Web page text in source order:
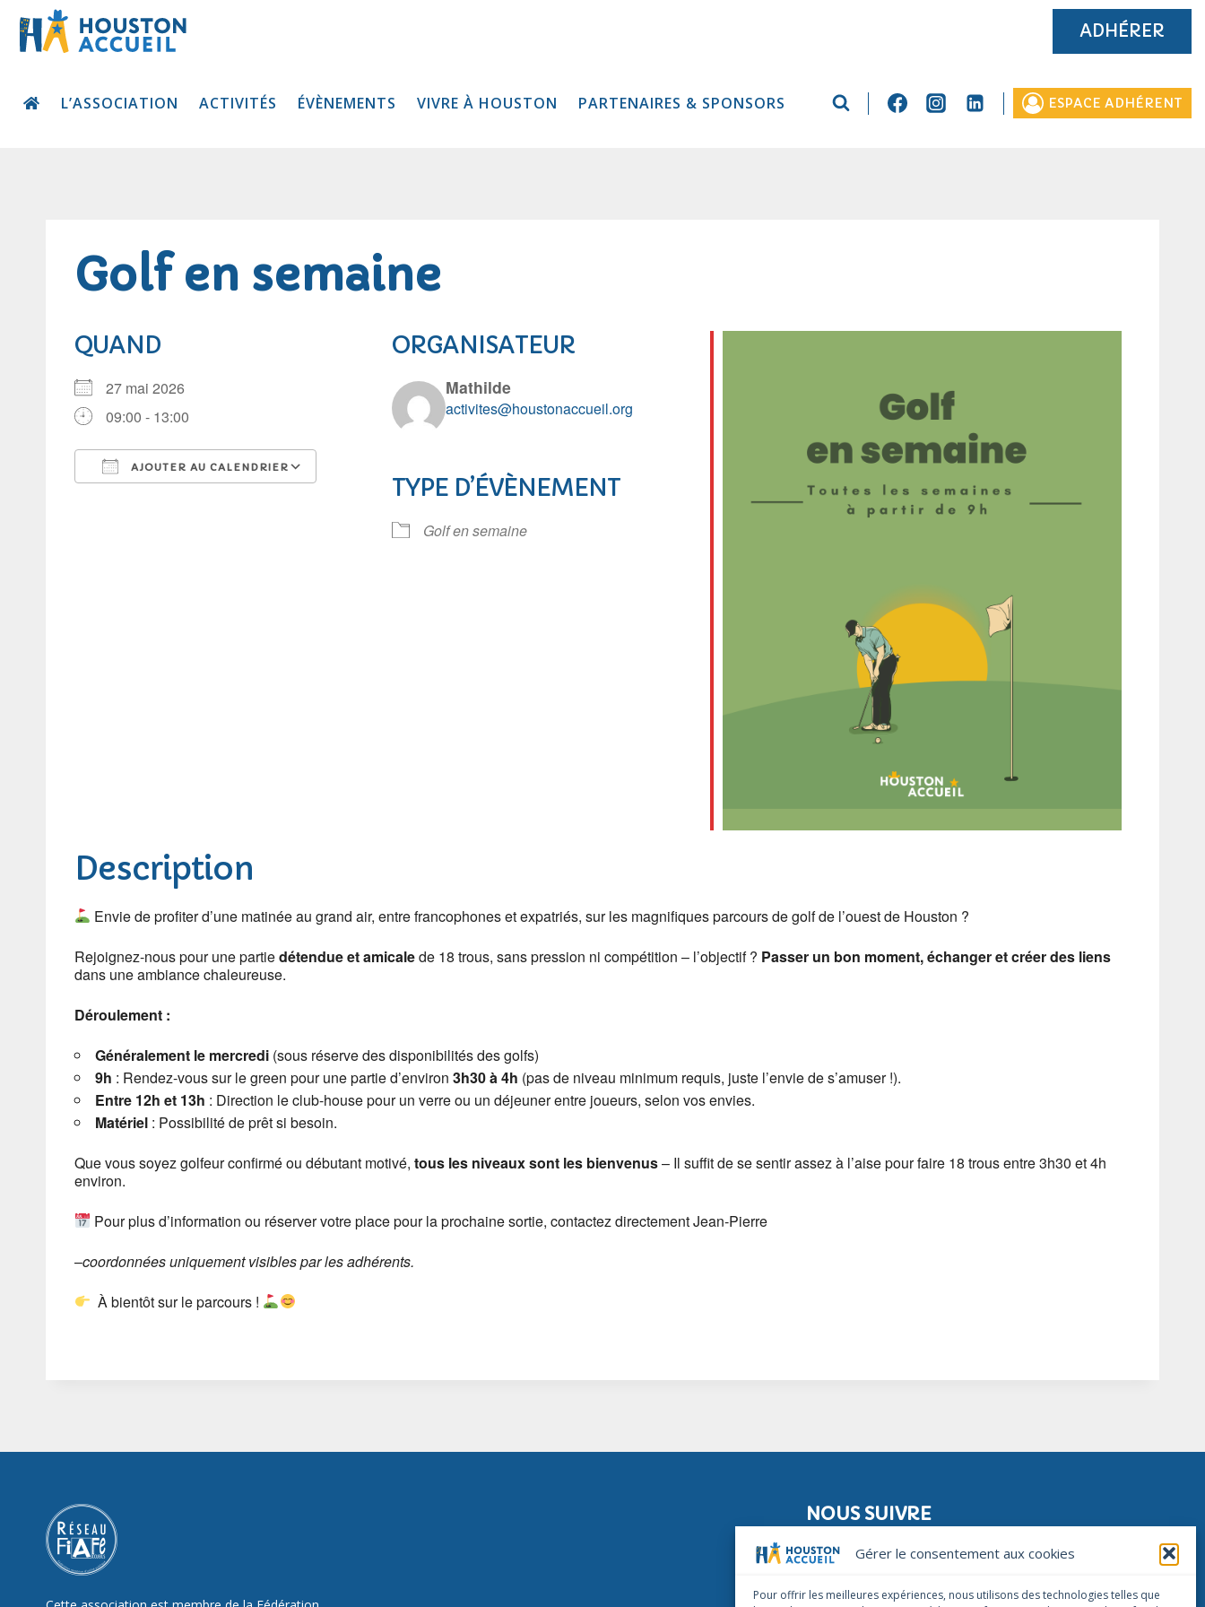
Gérer le consentement aux cookies
Pour offrir les meilleures expériences, nous utilisons des technologies telles que
ADHÉRER
L’ASSOCIATION ACTIVITÉS ÉVÈNEMENTS VIVRE À HOUSTON PARTENAIRES & SPONSORS ESPACE ADHÉRENT
Golf en semaine
QUAND
27 mai 2026
09:00 - 13:00
AJOUTER AU CALENDRIER
Calendrier Google iCalendar Office 365 Outlook Live
ORGANISATEUR
Mathilde
activites@houstonaccueil.org
TYPE D’ÉVÈNEMENT
Golf en semaine
Description
Envie de profiter d’une matinée au grand air, entre francophones et expatriés, sur les magnifiques parcours de golf de l’ouest de Houston ?
Rejoignez-nous pour une partiedétendue et amicalede 18 trous, sans pression ni compétition – l’objectif ? Passer un bon moment, échanger et créer des liens
dans une ambiance chaleureuse.
Déroulement :
Généralement le mercredi (sous réserve des disponibilités des golfs)
9h : Rendez-vous sur le green pour une partie d’environ 3h30 à 4h (pas de niveau minimum requis, juste l’envie de s’amuser !).
Entre 12h et 13h : Direction le club-house pour un verre ou un déjeuner entre joueurs, selon vos envies.
Matériel : Possibilité de prêt si besoin.
Que vous soyez golfeur confirmé ou débutant motivé, tous les niveaux sont les bienvenus– Il suffit de se sentir assez à l’aise pour faire 18 trous entre 3h30 et 4h
environ.
Pour plus d’information ou réserver votre place pour la prochaine sortie, contactez directement Jean-Pierre
–coordonnées uniquement visibles par les adhérents.
À bientôt sur le parcours !
NOUS SUIVRE
infos@houstonaccueil.org